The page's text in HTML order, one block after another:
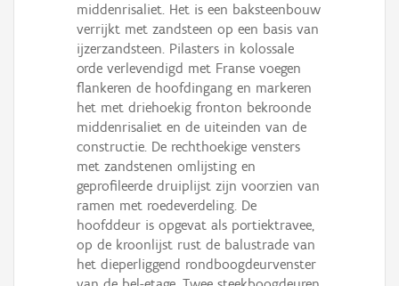
middenrisaliet. Het is een baksteenbouw
verrijkt met zandsteen op een basis van
ijzerzandsteen. Pilasters in kolossale
orde verlevendigd met Franse voegen
flankeren de hoofdingang en markeren
het met driehoekig fronton bekroonde
middenrisaliet en de uiteinden van de
constructie. De rechthoekige vensters
met zandstenen omlijsting en
geprofileerde druiplijst zijn voorzien van
ramen met roedeverdeling. De
hoofddeur is opgevat als portiektravee,
op de kroonlijst rust de balustrade van
het dieperliggend rondboogdeurvenster